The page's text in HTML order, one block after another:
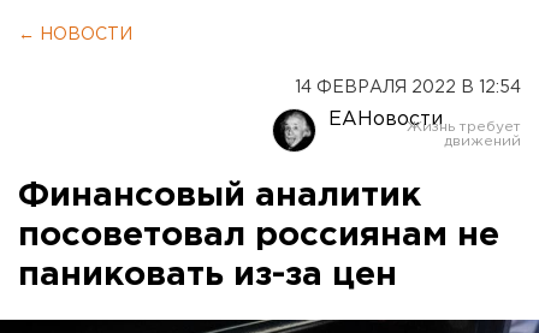
← НОВОСТИ
14 ФЕВРАЛЯ 2022 В 12:54
ЕАНовости
Финансовый аналитик
посоветовал россиянам не
паниковать из-за цен